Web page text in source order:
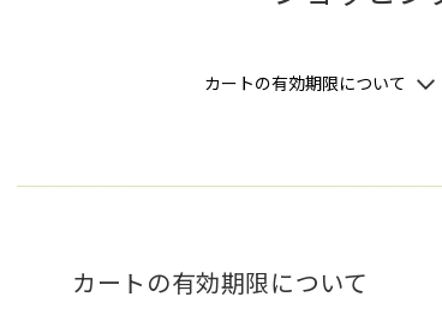
カートの有効期限について
カートの有効期限について